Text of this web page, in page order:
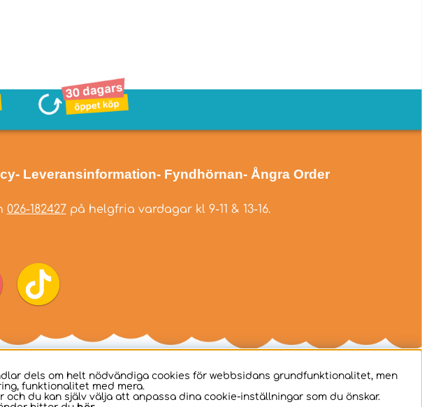
- Leveransinformation- Fyndhörnan- Ångra Order
026-182427på helgfria vardagar kl 9-11 & 13-16.
dels om helt nödvändiga cookies för webbsidans grundfunktionalitet, men
funktionalitet med mera.
du kan själv välja att anpassa dina cookie-inställningar som du önskar.